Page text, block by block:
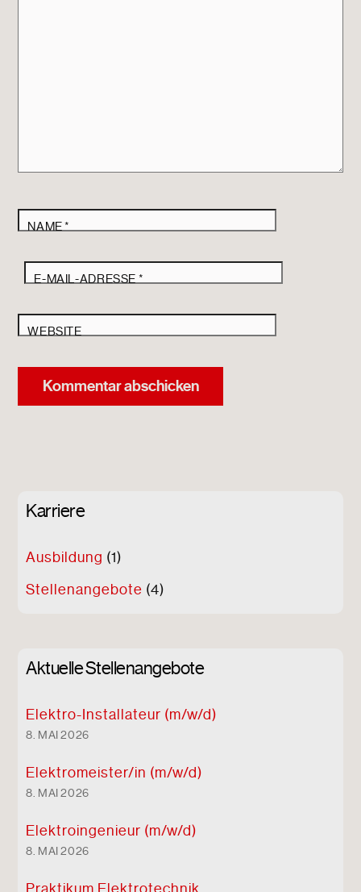
NAME*
E-MAIL-ADRESSE*
WEBSITE
Karriere
Ausbildung (1)
Stellenangebote (4)
Aktuelle Stellenangebote
Elektro-Installateur (m/w/d)
8. MAI 2026
Elektromeister/in (m/w/d)
8. MAI 2026
Elektroingenieur (m/w/d)
8. MAI 2026